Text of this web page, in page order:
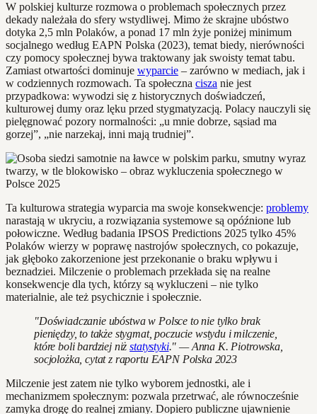
W polskiej kulturze rozmowa o problemach społecznych przez
dekady należała do sfery wstydliwej. Mimo że skrajne ubóstwo
dotyka 2,5 mln Polaków, a ponad 17 mln żyje poniżej minimum
socjalnego według EAPN Polska (2023), temat biedy, nierówności
czy pomocy społecznej bywa traktowany jak swoisty temat tabu.
Zamiast otwartości dominuje wyparcie – zarówno w mediach, jak i
w codziennych rozmowach. Ta społeczna cisza nie jest
przypadkowa: wywodzi się z historycznych doświadczeń,
kulturowej dumy oraz lęku przed stygmatyzacją. Polacy nauczyli się
pielęgnować pozory normalności: „u mnie dobrze, sąsiad ma
gorzej”, „nie narzekaj, inni mają trudniej”.
Ta kulturowa strategia wyparcia ma swoje konsekwencje: problemy
narastają w ukryciu, a rozwiązania systemowe są opóźnione lub
połowiczne. Według badania IPSOS Predictions 2025 tylko 45%
Polaków wierzy w poprawę nastrojów społecznych, co pokazuje,
jak głęboko zakorzenione jest przekonanie o braku wpływu i
beznadziei. Milczenie o problemach przekłada się na realne
konsekwencje dla tych, którzy są wykluczeni – nie tylko
materialnie, ale też psychicznie i społecznie.
"Doświadczanie ubóstwa w Polsce to nie tylko brak
pieniędzy, to także stygmat, poczucie wstydu i milczenie,
które boli bardziej niżstatystyki." — Anna K. Piotrowska,
socjolożka, cytat z raportu EAPN Polska 2023
Milczenie jest zatem nie tylko wyborem jednostki, ale i
mechanizmem społecznym: pozwala przetrwać, ale równocześnie
zamyka drogę do realnej zmiany. Dopiero publiczne ujawnienie